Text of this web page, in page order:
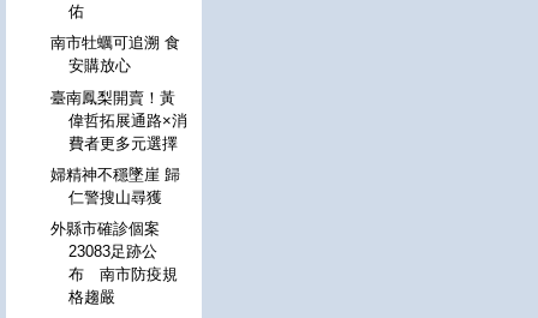
佑
南市牡蠣可追溯 食
安購放心
臺南鳳梨開賣！黃
偉哲拓展通路×消
費者更多元選擇
婦精神不穩墜崖 歸
仁警搜山尋獲
外縣市確診個案
23083足跡公
布 南市防疫規
格趨嚴